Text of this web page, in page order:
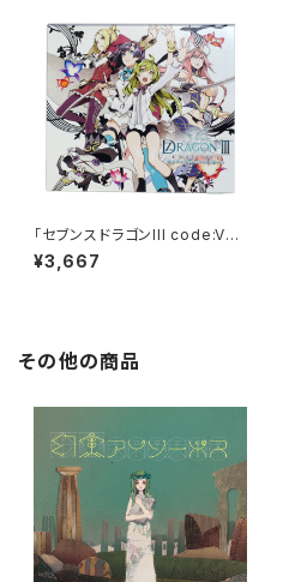
「セブンスドラゴンIII code:VF
D」オリジナル・サウンドトラック
&ソングス
¥3,667
その他の商品